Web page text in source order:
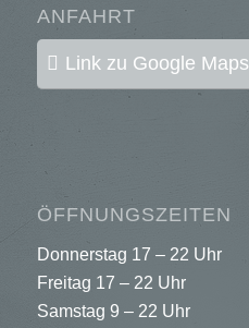
ANFAHRT
Link zu Google Maps
ÖFFNUNGSZEITEN
Donnerstag 17 – 22 Uhr
Freitag 17 – 22 Uhr
Samstag 9 – 22 Uhr